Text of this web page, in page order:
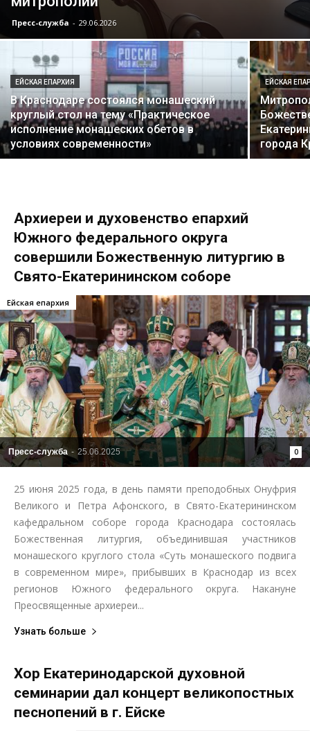
Пресс-служба - 29.06.2026
ЕЙСКАЯ ЕПАРХИЯ
В Краснодаре состоялся монашеский
круглый стол на тему «Практическое
исполнение монашеских обетов в
условиях современности»
ЕЙСКАЯ
города
Архиереи и духовенство епархий
Южного федерального округа
совершили Божественную литургию в
Свято-Екатерининском соборе
Пресс-служба - 25.06.2025 0
Ейская епархия
25 июня 2025 года, в день памяти преподобных Онуфрия
Великого и Петра Афонского, в Свято-Екатерининском
кафедральном соборе города Краснодара состоялась
Божественная литургия, объединившая участников
монашеского круглого стола «Суть монашеского подвига
в современном мире», прибывших в Краснодар из всех
регионов Южного федерального округа. Накануне
Преосвященные архиереи...
Узнать больше
Хор Екатеринодарской духовной
семинарии дал концерт великопостных
песнопений в г. Ейске